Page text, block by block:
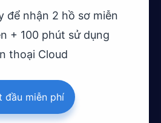
để nhận 2 hồ sơ miễn
+ 100 phút sử dụng
thoại Cloud
đầu miễn phí